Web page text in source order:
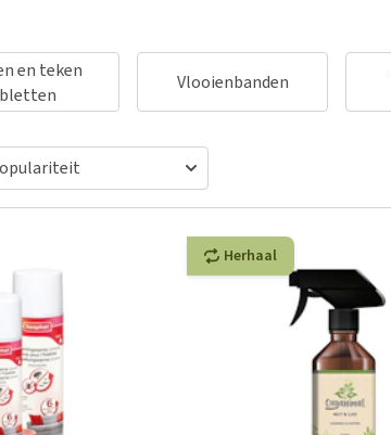
en teken
Vlooienbanden
Herhaal